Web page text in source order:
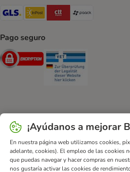
GLS Shipping Method
InPost Shipping Method
CTTExpress
Pago seguro
Security
Ayuda
Condiciones comerciales generales
Newsletter
Gastos de envío y plazos
Formas de pago
Formulario de
¡Ayúdanos a mejorar
En nuestra página web utilizamos cookies,
adelante, cookies). El empleo de las cookies
que puedas navegar y hacer compras en
nos gustaría activar las cookies de